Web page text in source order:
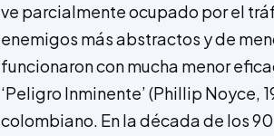
ve parcialmente ocupado por el
enemigos más abstractos y de
funcionaron con mucha menor
‘Peligro Inminente’ (Phillip Noyce,
colombiano. En la década de los